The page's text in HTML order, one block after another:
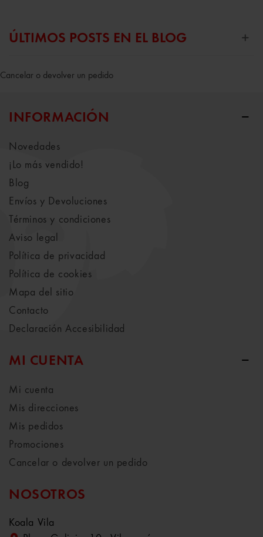
ÚLTIMOS POSTS EN EL BLOG
Cancelar o devolver un pedido
INFORMACIÓN
Novedades
¡Lo más vendido!
Blog
Envíos y Devoluciones
Términos y condiciones
Aviso legal
Política de privacidad
Política de cookies
Mapa del sitio
Contacto
Declaración Accesibilidad
MI CUENTA
Mi cuenta
Mis direcciones
Mis pedidos
Promociones
Cancelar o devolver un pedido
NOSOTROS
Koala Vila